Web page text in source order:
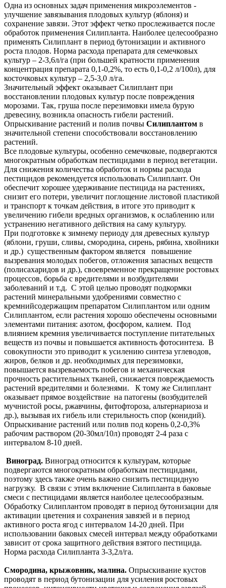
Одна из основных задач применения микроэлементов -
улучшение завязывания плодовых культур (яблоня) и
сохранение завязи. Этот эффект четко прослеживается после
обработок применения Силипланта. Наиболее целесообразно
применять Силиплант в период бутонизации и активного
роста плодов. Норма расхода препарата для семечковых
культур – 2-3,6л/га (при большей кратности применения
концентрация препарата 0,1-0,2%, то есть 0,1-0,2 л/100л), для
косточковых культур – 2,5-3,0 л/га.
Значительный эффект оказывает Силиплант при
восстановлении плодовых культур после повреждения
морозами. Так, груша после перезимовки имела бурую
древесину, возникла опасность гибели растений.
Опрыскивание растений и полив почвы Силиплантом в
значительной степени способствовали вос­становлению
растений.
Все плодовые культуры, особенно семечковые, подвергаются
многократным обработкам пестицидами в период вегетации.
Для снижения количества обработок и нормы расхода
пестицидов рекомендуется использовать Силиплант. Он
обеспечит хорошее удерживание пестицида на растениях,
снизит его потери, увеличит поглощение листовой пластикой
и транспорт к точкам действия, в итоге это приводит к
увеличению гибели вредных организмов, к ослаблению или
устранению негативного действия на саму культуру.
При подготовке к зимнему периоду для древесных культур
(яблони, груши, сливы, смородина, сирень, рябина, хвойники
и др.) существенным фактором является повышение
вызревания молодых побегов, отложения запасных веществ
(полисахаридов и др.), своевременное прекращение ростовых
процессов, борьба с вредителями и возбудителями
заболеваний и т.д. С этой целью проводят подкормки
растений минеральными удобрениями совместно с
кремнийсодержащим препаратом Силиплантом или одним
Силиплантом, если растения хорошо обеспечены основными
элементами питания: азотом, фосфором, калием. Под
влиянием кремния увеличивается поступление питательных
веществ из почвы и повышается активность фотосинтеза. В
совокупности это приводит к усилению синтеза углеводов,
жиров, белков и др. необходимых для перезимовки,
повышается вызреваемость побегов и механическая
прочность растительных тканей, снижается повреждаемость
растений вредителями и болезнями. К тому же Силиплант
оказывает прямое воздействие на патогены (возбудителей
мучнистой росы, ржавчины, фитофтороза, альтернариоза и
др.), вызывая их гибель или стерильность спор (конидий).
Опрыскивание растений или полив под корень 0,2-0,3%
рабочим раствором (20-30мл/10л) проводят 2-4 раза с
интервалом 8-10 дней.
Виноград. Виноград относится к культурам, которые
подвергаются многократным обработкам пестицидами,
поэтому здесь также очень важно снизить пестицидную
нагрузку. В связи с этим включение Силипланта в баковые
смеси с пестицидами является наиболее целесообразным.
Обработку Силиплантом проводят в период бутонизации для
активации цветения и сохранения завязей и в период
активного роста ягод с интервалом 14-20 дней. При
использовании баковых смесей интервал между обработками
зависит от срока защитного действия взятого пестицида.
Норма расхода Силипланта 3-3,2л/га.
Смородина, крыжовник, малина. Опрыскивание кустов
проводят в период бутонизации для усиления ростовых